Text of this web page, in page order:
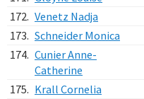
172. Venetz Nadja
173. Schneider Monica
174. Cunier Anne-
Catherine
175. Krall Cornelia